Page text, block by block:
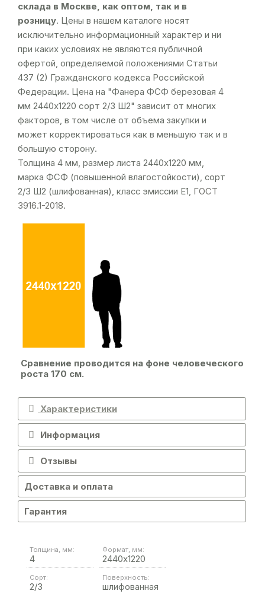
склада в Москве, как оптом, так и в
розницу. Цены в нашем каталоге носят
исключительно информационный характер и ни
при каких условиях не являются публичной
офертой, определяемой положениями Статьи
437 (2) Гражданского кодекса Российской
Федерации. Цена на "Фанера ФСФ березовая 4
мм 2440х1220 сорт 2/3 Ш2" зависит от многих
факторов, в том числе от объема закупки и
может корректироваться как в меньшую так и в
большую сторону.
Толщина 4 мм, размер листа 2440х1220 мм,
марка ФСФ (повышенной влагостойкости), сорт
2/3 Ш2 (шлифованная), класс эмиссии Е1, ГОСТ
3916.1-2018.
Сравнение проводится на фоне человеческого
роста 170 см.
Характеристики
Информация
Отзывы
Доставка и оплата
Гарантия
Толщина, мм:
4
Формат, мм:
2440х1220
Сорт:
2/3
Поверхность:
шлифованная